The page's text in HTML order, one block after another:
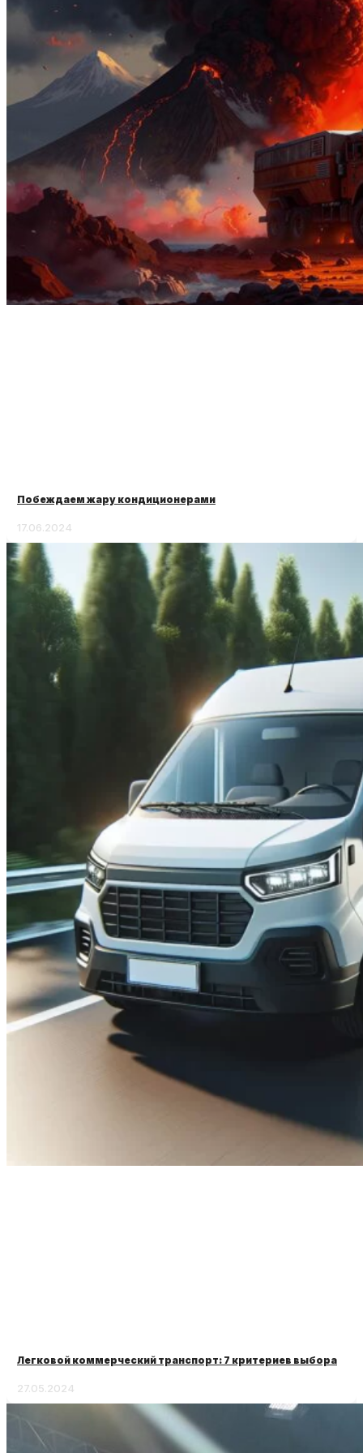
Побеждаем жару кондиционерами
17.06.2024
Легковой коммерческий транспорт: 7 критериев выбора
27.05.2024